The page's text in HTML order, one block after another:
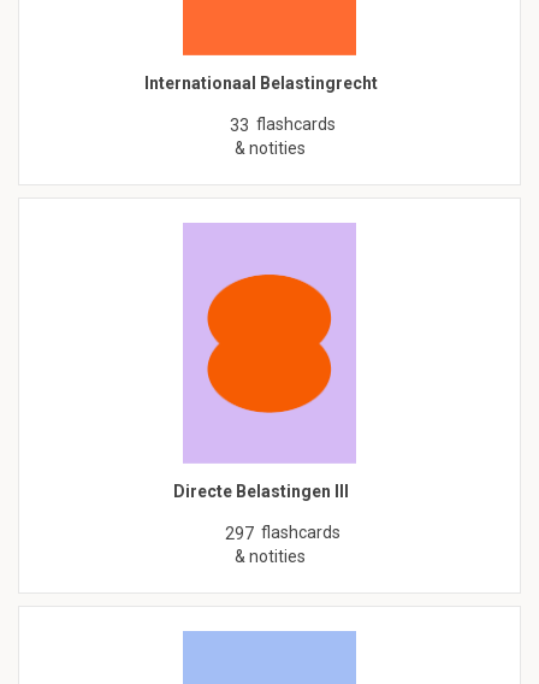
Internationaal Belastingrecht
33 flashcards
& notities
Directe Belastingen III
297 flashcards
& notities